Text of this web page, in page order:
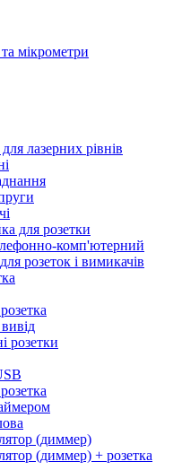
мікрометри
лазерних рівнів
для розетки
комп'ютерний
розеток і вимикачів
розетки
(диммер)
(диммер) + розетка